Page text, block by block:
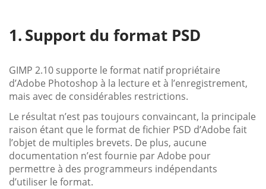
Support du format PSD
GIMP 2.10 supporte le format natif propriétaire
d’Adobe Photoshop à la lecture et à l’enregistrement,
mais avec de considérables restrictions.
Le résultat n’est pas toujours convaincant, la principale
raison étant que le format de fichier PSD d’Adobe fait
l’objet de multiples brevets. De plus, aucune
documentation n’est fournie par Adobe pour
permettre à des programmeurs indépendants
d’utiliser le format.